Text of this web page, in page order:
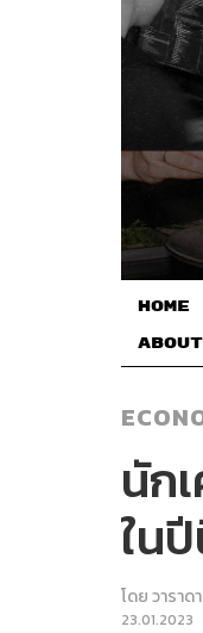
HOME
ABOUT
นัก
ใน
โดยวาราด
23.01.2023